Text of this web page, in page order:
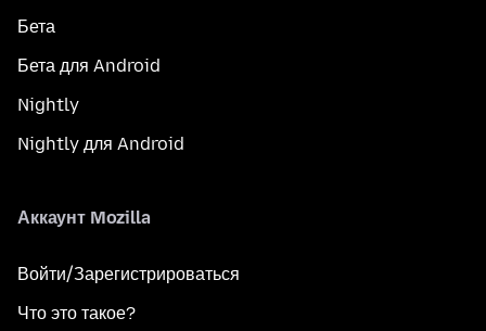
Бета
Бета для Android
Nightly
Nightly для Android
Аккаунт Mozilla
Войти/Зарегистрироваться
Что это такое?